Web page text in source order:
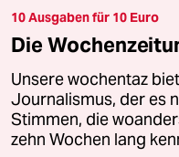
10 Ausgaben für 10 Euro
Die
Unsere wochentaz
Journalismus, der es
Stimmen, die
zehn Wochen lang